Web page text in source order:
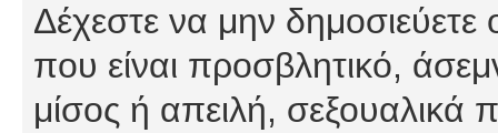
Δέχεστε να μην
που είναι προσβλητικό,
μίσος ή απειλή, σεξουαλικά